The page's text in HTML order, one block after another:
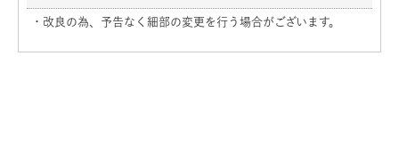
・改良の為、予告なく細部の変更を行う場合がございます。